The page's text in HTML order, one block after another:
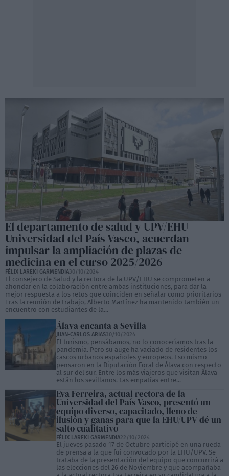
El departamento de salud y UPV/EHU
Universidad del País Vasco, acuerdan
impulsar la ampliación de plazas de
medicina en el curso 2025/2026
FÉLIX LAREKI GARMENDIA30/10/2024
El consejero de Salud y la rectora de la UPV/EHU se comprometen a
ahondar en la colaboración entre ambas instituciones, para dar la
mejor respuesta a los retos que coinciden en señalar como prioritarios
Tras la reunión de trabajo, Alberto Martínez ha mantenido también un
encuentro con estudiantes de la...
Álava encanta a Sevilla
JUAN-CARLOS ARIAS30/10/2024
El turismo, pensábamos, no lo conoceríamos tras la
pandemia. Pero su auge ha vaciado de residentes los
cascos urbanos españoles y europeos. Eso mismo
pensaron en la Diputación Foral de Álava con respecto
al sur del sur. Entre los más viajeros que visitan Álava
están los sevillanos. Las empatías entre...
Eva Ferreira, actual rectora de la
Universidad del País Vasco, presentó un
equipo diverso, capacitado, lleno de
ilusión y ganas para que la EHU/UPV dé un
salto cualitativo
FÉLIX LAREKI GARMENDIA22/10/2024
El jueves pasado 17 de Octubre participé en una rueda
de prensa a la que fui convocado por la EHU/UPV. Se
trataba de la presentación del equipo que concurrirá a
las elecciones del 26 de Noviembre y que acompañaba